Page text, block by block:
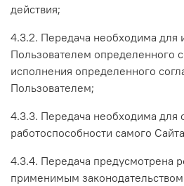
действия;
4.3.2. Передача необходима для
Пользователем определенного
исполнения определенного
Пользователем;
4.3.3. Передача необходима для
работоспособности самого
4.3.4. Передача предусмотрена
применимым